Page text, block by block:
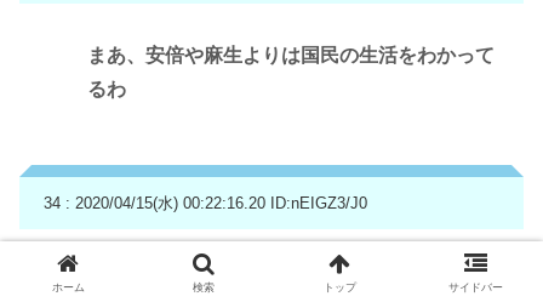
まあ、安倍や麻生よりは国民の生活をわかって
るわ
34 : 2020/04/15(水) 00:22:16.20 ID:nEIGZ3/J0
埼玉県は独立宣言しますよ 給付金を全世帯に
ホーム 検索 トップ サイドバー